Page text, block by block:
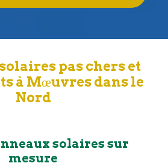
pas chers et
à Mœuvres dans le
Nord
solaires sur
mesure